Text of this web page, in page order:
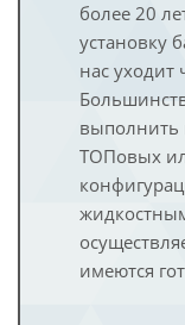
более 20
установку
нас уходит
выполнить
ТОПовых
имеются